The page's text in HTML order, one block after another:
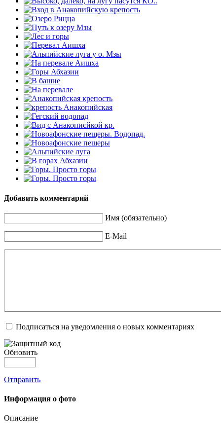
Добавить комментарий
Имя (обязательно)
E-Mail
Подписаться на уведомления о новых комментариях
Обновить
Отправить
Информация о фото
Описание